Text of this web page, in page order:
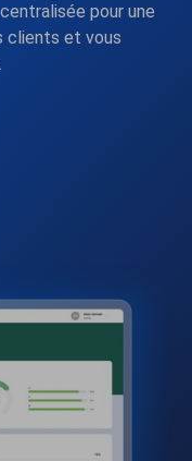
pour une
clients et vous